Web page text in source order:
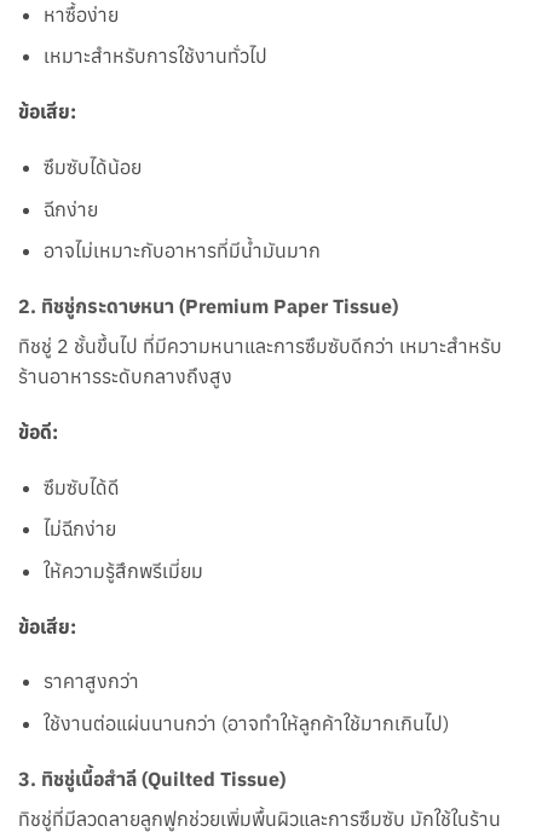
หาซื้อง่าย
เหมาะสำหรับการใช้งานทั่วไป
ข้อเสีย:
ซึมซับได้น้อย
ฉีกง่าย
อาจไม่เหมาะกับอาหารที่มีน้ำมันมาก
2. ทิชชู่กระดาษหนา (Premium Paper Tissue)
ทิชชู่ 2 ชั้นขึ้นไป ที่มีความหนาและการซึมซับดีกว่า เหมาะสำหรับ
ร้านอาหารระดับกลางถึงสูง
ข้อดี:
ซึมซับได้ดี
ไม่ฉีกง่าย
ให้ความรู้สึกพรีเมี่ยม
ข้อเสีย:
ราคาสูงกว่า
ใช้งานต่อแผ่นนานกว่า (อาจทำให้ลูกค้าใช้มากเกินไป)
3. ทิชชู่เนื้อสำลี (Quilted Tissue)
ทิชชู่ที่มีลวดลายลูกฟูกช่วยเพิ่มพื้นผิวและการซึมซับ มักใช้ในร้าน